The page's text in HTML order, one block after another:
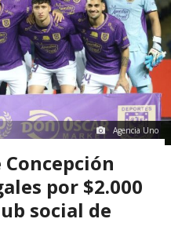
Agencia Uno
Concepción
por $2.000
social de